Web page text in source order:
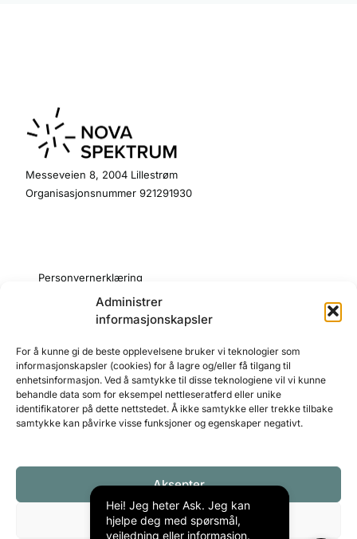
Administrer
informasjonskapsler
For å kunne gi de beste opplevelsene bruker vi teknologier som
informasjonskapsler (cookies) for å lagre og/eller få tilgang til
enhetsinformasjon. Ved å samtykke til disse teknologiene vil vi kunne
behandle data som for eksempel nettleseratferd eller unike
identifikatorer på dette nettstedet. Å ikke samtykke eller trekke tilbake
samtykke kan påvirke visse funksjoner og egenskaper negativt.
Aksepter
Avvis
Messeveien 8, 2004 Lillestrøm
Organisasjonsnummer 921291930
Personvernerklæring
Retningslinjer
Cookie Policy (EU)
NOVA SPEKTRUM
ARENAPARTNERHei! Jeg heter Ask. Jeg kan
hjelpe deg med spørsmål,